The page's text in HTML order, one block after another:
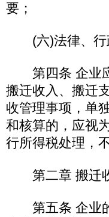
要；
(六)法律、行
第四条 企业应
搬迁收入、搬迁
收管理事项，单
和核算的，应视
行所得税处理，
第二章 搬迁
第五条 企业的